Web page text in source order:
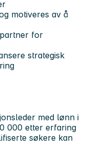
motiveres av å
for
strategisk
med lønn i
000 etter erfaring
søkere kan